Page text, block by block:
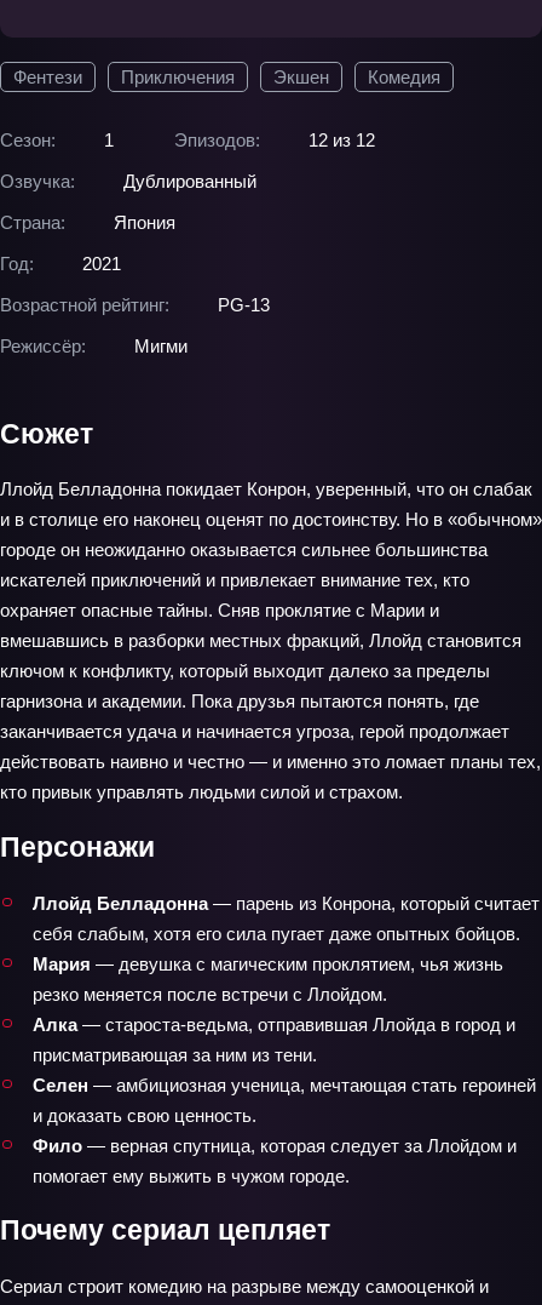
Фентези Приключения Экшен Комедия
Сезон: 1 Эпизодов:
12 из 12
Озвучка:
Дублированный
Страна:
Япония
Год:
2021
Возрастной рейтинг:
PG-13
Режиссёр:
Мигми
Сюжет
Ллойд Белладонна покидает Конрон, уверенный, что он слабак
и в столице его наконец оценят по достоинству. Но в «обычном»
городе он неожиданно оказывается сильнее большинства
искателей приключений и привлекает внимание тех, кто
охраняет опасные тайны. Сняв проклятие с Марии и
вмешавшись в разборки местных фракций, Ллойд становится
ключом к конфликту, который выходит далеко за пределы
гарнизона и академии. Пока друзья пытаются понять, где
заканчивается удача и начинается угроза, герой продолжает
действовать наивно и честно — и именно это ломает планы тех,
кто привык управлять людьми силой и страхом.
Персонажи
Ллойд Белладонна— парень из Конрона, который считает
себя слабым, хотя его сила пугает даже опытных бойцов.
Мария — девушка с магическим проклятием, чья жизнь
резко меняется после встречи с Ллойдом.
Алка— староста‑ведьма, отправившая Ллойда в город и
присматривающая за ним из тени.
Селен — амбициозная ученица, мечтающая стать героиней
и доказать свою ценность.
Фило — верная спутница, которая следует за Ллойдом и
помогает ему выжить в чужом городе.
Почему сериал цепляет
Сериал строит комедию на разрыве между самооценкой и